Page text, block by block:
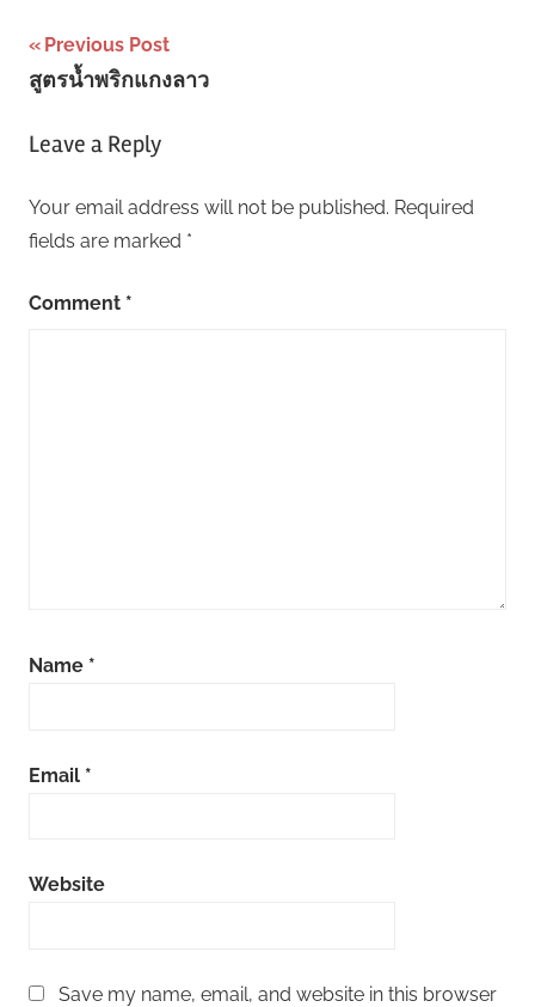
Post
navigation
Previous Post
สูตรน้ำพริกแกงลาว
Leave a Reply
Your email address will not be published. Required
fields are marked *
Comment *
Name *
Email *
Website
Save my name, email, and website in this browser